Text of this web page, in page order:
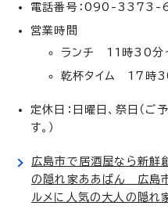
電話番号：090-3373-
営業時間
ランチ 11時30分
乾杯タイム 17時
定休日：日曜日、祭日（
す。）
広島市で居酒屋なら新鮮
の隠れ家ああばん 広島
ルメに人気の大人の隠れ